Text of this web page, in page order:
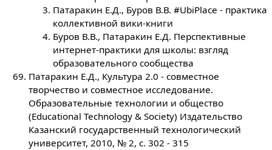
Патаракин Е.Д., Буров В.В. #UbiPlace - практика
коллективной вики-книги
Буров В.В., Патаракин Е.Д. Перспективные
интернет-практики для школы: взгляд
образовательного сообщества
Патаракин Е.Д., Культура 2.0 - совместное
творчество и совместное исследование.
Образовательные технологии и общество
(Educational Technology & Society) Издательство
Казанский государственный технологический
университет, 2010, № 2, с. 302 - 315